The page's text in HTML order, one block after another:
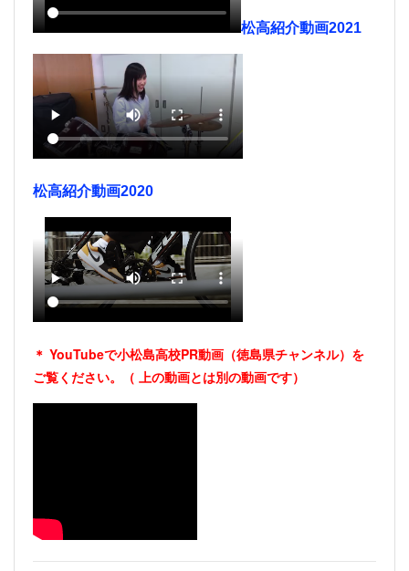
松高紹介動画2021
松高紹介動画2020
＊ YouTubeで小松島高校PR動画（徳島県チャンネル）を
ご覧ください。（ 上の動画とは別の動画です）